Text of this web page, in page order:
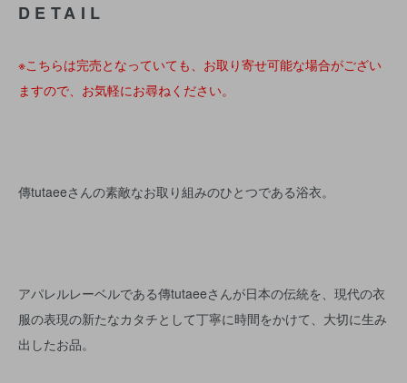
DETAIL
※こちらは完売となっていても、お取り寄せ可能な場合がござい
ますので、お気軽にお尋ねください。
傳tutaeeさんの素敵なお取り組みのひとつである浴衣。
アパレルレーベルである傳tutaeeさんが日本の伝統を、現代の衣
服の表現の新たなカタチとして丁寧に時間をかけて、大切に生み
出したお品。